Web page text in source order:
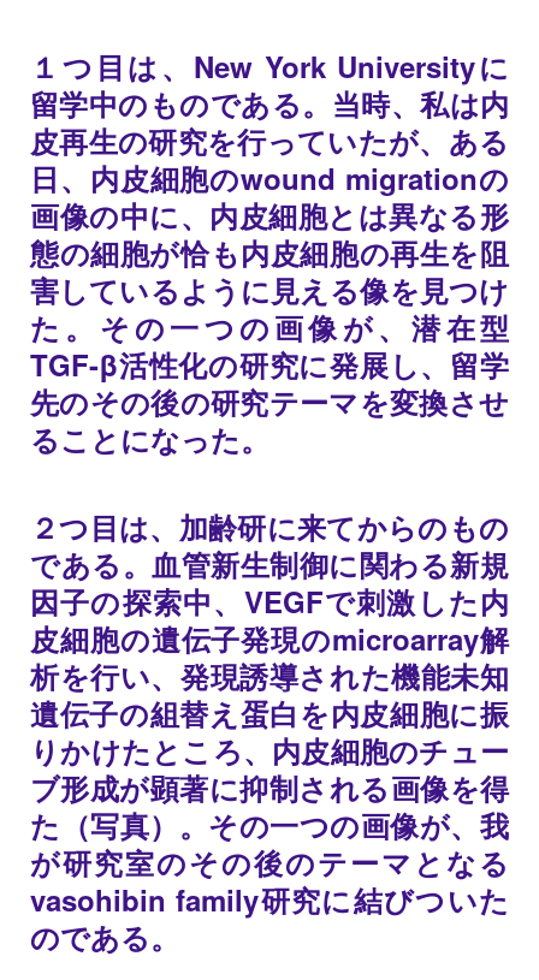
１つ目は、New York Universityに
留学中のものである。当時、私は内
皮再生の研究を行っていたが、ある
日、内皮細胞のwound migrationの
画像の中に、内皮細胞とは異なる形
態の細胞が恰も内皮細胞の再生を阻
害しているように見える像を見つけ
た。その一つの画像が、潜在型
TGF-β活性化の研究に発展し、留学
先のその後の研究テーマを変換させ
ることになった。
２つ目は、加齢研に来てからのもの
である。血管新生制御に関わる新規
因子の探索中、VEGFで刺激した内
皮細胞の遺伝子発現のmicroarray解
析を行い、発現誘導された機能未知
遺伝子の組替え蛋白を内皮細胞に振
りかけたところ、内皮細胞のチュー
ブ形成が顕著に抑制される画像を得
た（写真）。その一つの画像が、我
が研究室のその後のテーマとなる
vasohibin family研究に結びついた
のである。